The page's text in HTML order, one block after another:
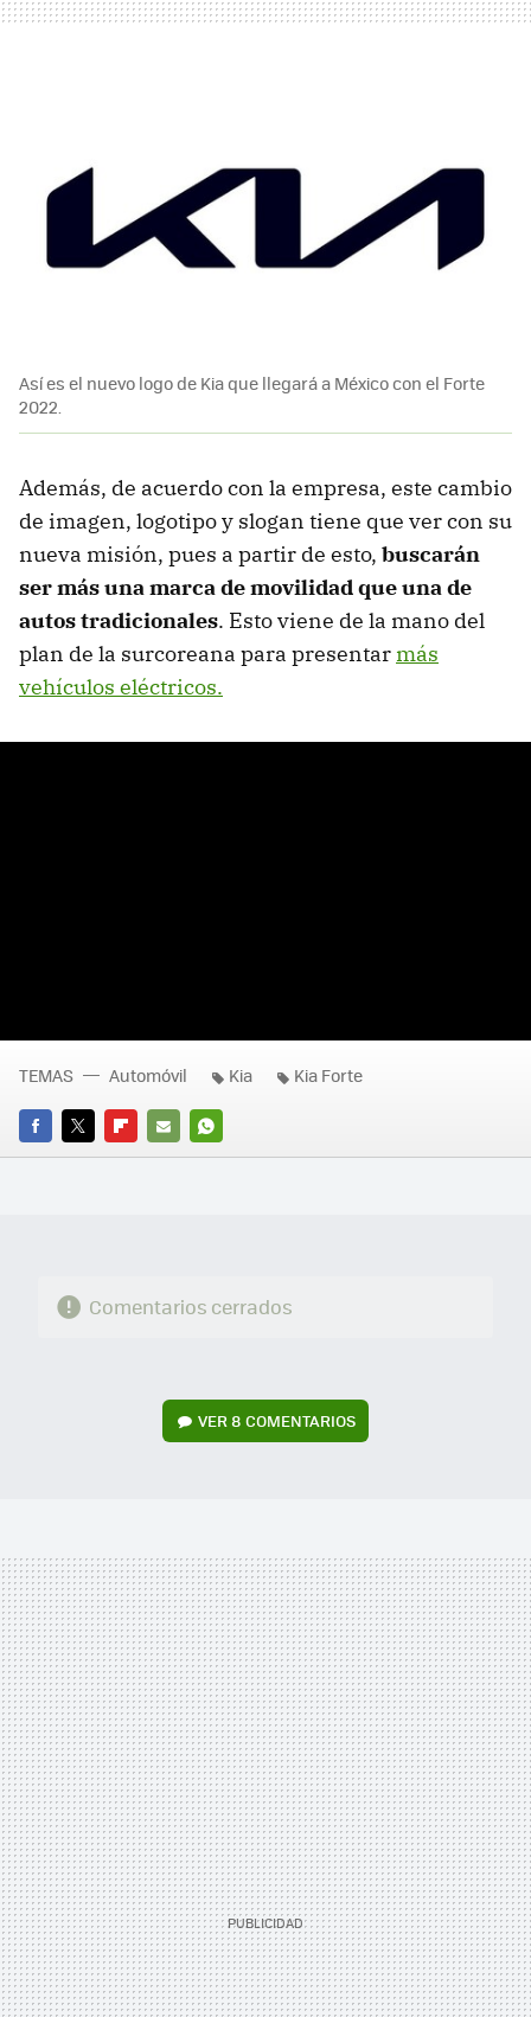
Así es el nuevo logo de Kia que llegará a México con el Forte
2022.
Además, de acuerdo con la empresa, este cambio
de imagen, logotipo y slogan tiene que ver con su
nueva misión, pues a partir de esto, buscarán
ser más una marca de movilidad que una de
autos tradicionales. Esto viene de la mano del
plan de la surcoreana para presentarmás
vehículos eléctricos.
FACEBOOK
TWITTERFLIPBOARD
E-
WHATSAPP
TEMAS Automóvil Kia Kia Forte
Comentarios cerrados
VER8 COMENTARIOS